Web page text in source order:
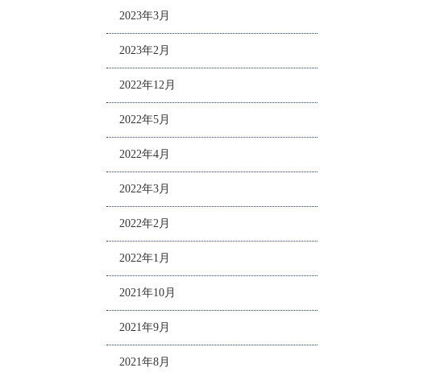
2023年3月
2023年2月
2022年12月
2022年5月
2022年4月
2022年3月
2022年2月
2022年1月
2021年10月
2021年9月
2021年8月